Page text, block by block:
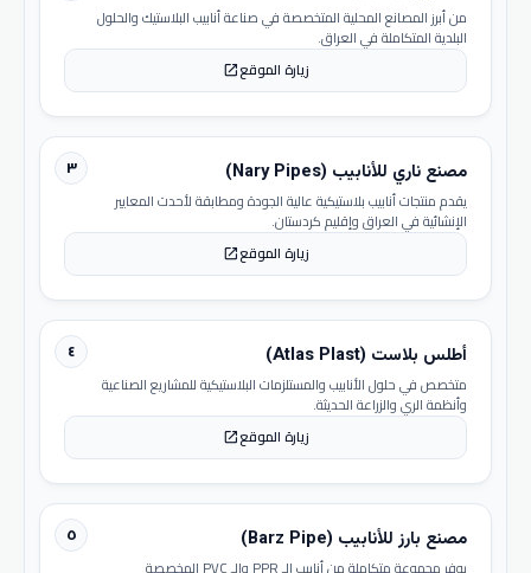
من أبرز المصانع المحلية المتخصصة في صناعة أنابيب البلاستيك والحلول
البلدية المتكاملة في العراق.
زيارة الموقعopen_in_new
٣ مصنع ناري للأنابيب (Nary Pipes)
يقدم منتجات أنابيب بلاستيكية عالية الجودة ومطابقة لأحدث المعايير
الإنشائية في العراق وإقليم كردستان.
زيارة الموقعopen_in_new
٤ أطلس بلاست (Atlas Plast)
متخصص في حلول الأنابيب والمستلزمات البلاستيكية للمشاريع الصناعية
وأنظمة الري والزراعة الحديثة.
زيارة الموقعopen_in_new
٥ مصنع بارز للأنابيب (Barz Pipe)